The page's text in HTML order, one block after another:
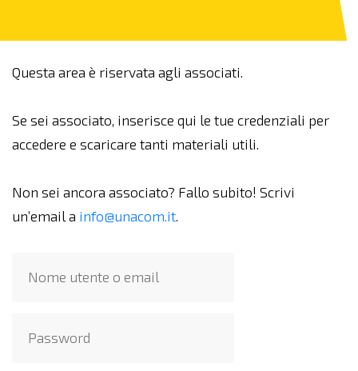
Questa area è riservata agli associati.
Se sei associato, inserisce qui le tue credenziali per
accedere e scaricare tanti materiali utili.
Non sei ancora associato? Fallo subito! Scrivi
un’email a info@unacom.it.